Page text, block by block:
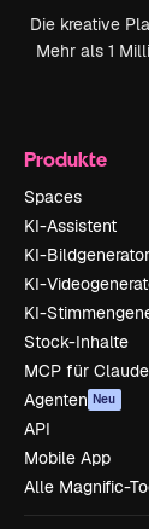
Die kreative
Mehr als 1
Produkte
Spaces
KI-Assistent
KI-Bildgenerator
KI-
KI-
Stock-Inhalte
MCP für
Agenten Neu
API
Mobile App
Alle Magnific-